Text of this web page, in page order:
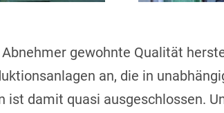
gewohnte Qualität
an, die in
ist damit quasi ausgeschlossen.